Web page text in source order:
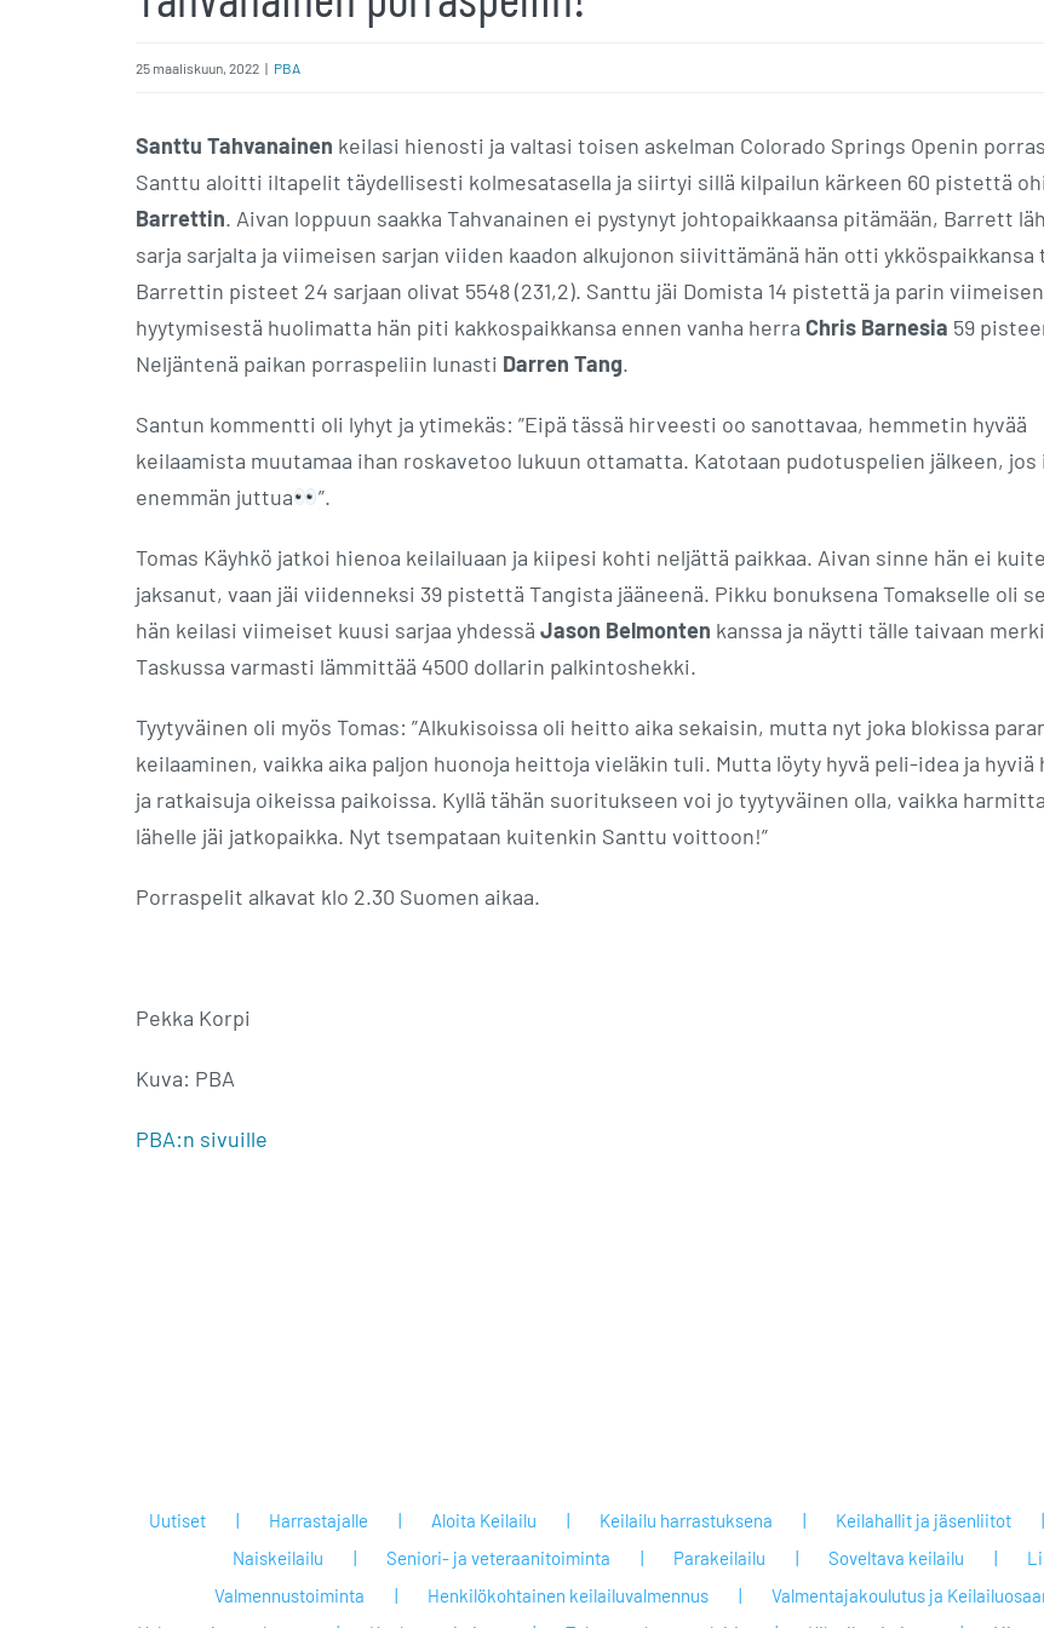
25 maaliskuun, 2022 | PBA
Santtu Tahvanainen keilasi hienosti ja valtasi toisen askelman Colorado Springs Openin
Santtu aloitti iltapelit täydellisesti kolmesatasella ja siirtyi sillä kilpailun kärkeen 60 pistettä
Barrettin. Aivan loppuun saakka Tahvanainen ei pystynyt johtopaikkaansa pitämään, Barrett
sarja sarjalta ja viimeisen sarjan viiden kaadon alkujonon siivittämänä hän otti ykköspaikkansa
Barrettin pisteet 24 sarjaan olivat 5548 (231,2). Santtu jäi Domista 14 pistettä ja parin
hyytymisestä huolimatta hän piti kakkospaikkansa ennen vanha herra Chris Barnesia 59
Neljäntenä paikan porraspeliin lunasti Darren Tang.
Santun kommentti oli lyhyt ja ytimekäs: ”Eipä tässä hirveesti oo sanottavaa, hemmetin hyvää
keilaamista muutamaa ihan roskavetoo lukuun ottamatta. Katotaan pudotuspelien jälkeen,
enemmän juttua
”.
Tomas Käyhkö jatkoi hienoa keilailuaan ja kiipesi kohti neljättä paikkaa. Aivan sinne hän ei
jaksanut, vaan jäi viidenneksi 39 pistettä Tangista jääneenä. Pikku bonuksena Tomakselle oli
hän keilasi viimeiset kuusi sarjaa yhdessä Jason Belmonten kanssa ja näytti tälle taivaan
Taskussa varmasti lämmittää 4500 dollarin palkintoshekki.
Tyytyväinen oli myös Tomas: ”Alkukisoissa oli heitto aika sekaisin, mutta nyt joka blokissa
keilaaminen, vaikka aika paljon huonoja heittoja vieläkin tuli. Mutta löyty hyvä peli-idea ja hyviä
ja ratkaisuja oikeissa paikoissa. Kyllä tähän suoritukseen voi jo tyytyväinen olla, vaikka
lähelle jäi jatkopaikka. Nyt tsempataan kuitenkin Santtu voittoon!”
Porraspelit alkavat klo 2.30 Suomen aikaa.
Pekka Korpi
Kuva: PBA
PBA:n sivuille
Uutiset Harrastajalle Aloita Keilailu Keilailu harrastuksena Keilahallit ja jäsenliitot
Naiskeilailu
Seniori- ja veteraanitoiminta Parakeilailu Soveltava keilailu
Valmennustoiminta
Henkilökohtainen keilailuvalmennus Valmentajakoulutus ja